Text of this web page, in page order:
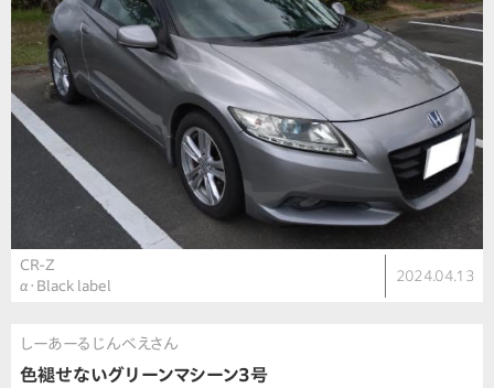
CR-Z
α･Black label
2024.04.13
しーあーるじんべえさん
色褪せないグリーンマシーン3号